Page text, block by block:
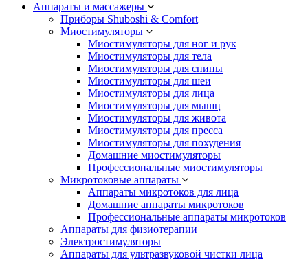
Аппараты и массажеры
Приборы Shuboshi & Comfort
Миостимуляторы
Миостимуляторы для ног и рук
Миостимуляторы для тела
Миостимуляторы для спины
Миостимуляторы для шеи
Миостимуляторы для лица
Миостимуляторы для мышц
Миостимуляторы для живота
Миостимуляторы для пресса
Миостимуляторы для похудения
Домашние миостимуляторы
Профессиональные миостимуляторы
Микротоковые аппараты
Аппараты микротоков для лица
Домашние аппараты микротоков
Профессиональные аппараты микротоков
Аппараты для физиотерапии
Электростимуляторы
Аппараты для ультразвуковой чистки лица